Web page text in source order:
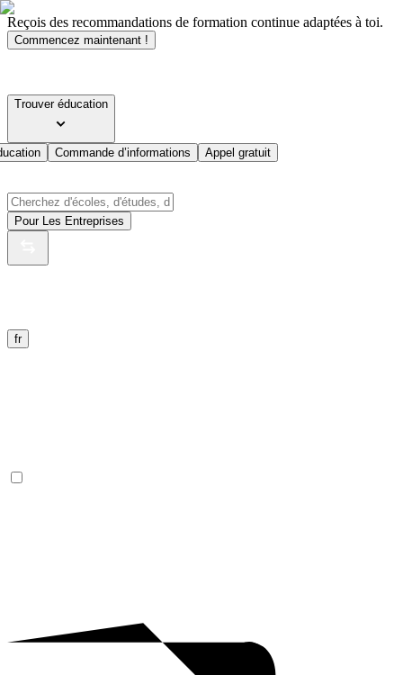
Reçois des recommandations de formation continue adaptées à toi.
Commencez maintenant !
Trouver éducation
Commande d’informations Appel gratuit
Pour Les Entreprises
fr